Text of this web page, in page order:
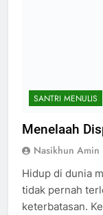
SANTRI MENULIS
Menelaah
Nasikhun Amin
Hidup di dunia
tidak pernah
keterbatasan.